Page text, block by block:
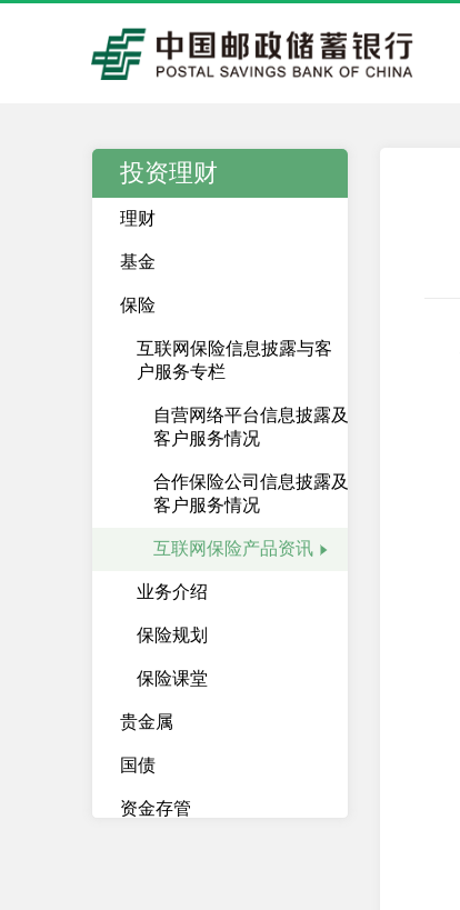
投资理财
理财
基金
保险
互联网保险信息披露与客
户服务专栏
自营网络平台信息披露及
客户服务情况
合作保险公司信息披露及
客户服务情况
互联网保险产品资讯
业务介绍
保险规划
保险课堂
贵金属
国债
资金存管